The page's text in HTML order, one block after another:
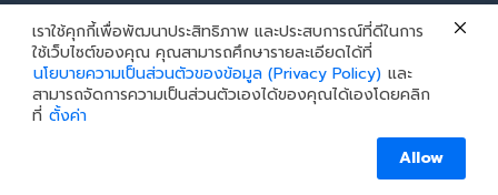
เราใช้คุกกี้เพื่อพัฒนาประสิทธิภาพ และประสบการณ์ที่ดีในการ
ใช้เว็บไซต์ของคุณ คุณสามารถศึกษารายละเอียดได้ที่
นโยบายความเป็นส่วนตัวของข้อมูล (Privacy Policy) และ
สามารถจัดการความเป็นส่วนตัวเองได้ของคุณได้เองโดยคลิก
ที่ ตั้งค่า
Allow